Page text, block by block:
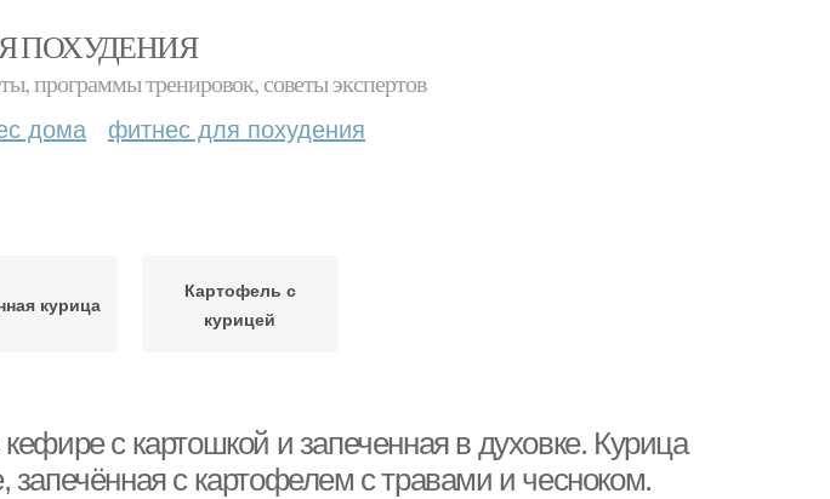
ПОХУДЕНИЯ
программы тренировок, советы экспертов
дома фитнес для похудения
курица
Картофель с
курицей
с картошкой и запеченная в духовке. Курица
с картофелем с травами и чесноком.